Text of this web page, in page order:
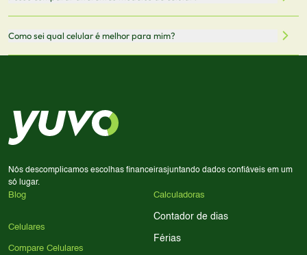
comissão sem custo adicional para você.
Sim! Você pode selecionar até 3 celulares para comparar
Como sei qual celular é melhor para mim?
processador e bateria são essenciais. Use nossos filtros
para encontrar o celular ideal.
Nós descomplicamos escolhas financeirasjuntando dados confiáveis em um
só lugar.
Blog
Celulares
Compare Celulares
Calculadoras
Contador de dias
Férias